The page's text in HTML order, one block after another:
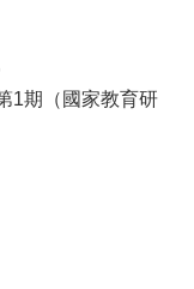
1期（國家教育研